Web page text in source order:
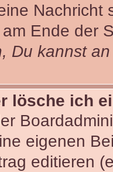
Ende der
Du kannst
lösche ich
eigenen
editieren